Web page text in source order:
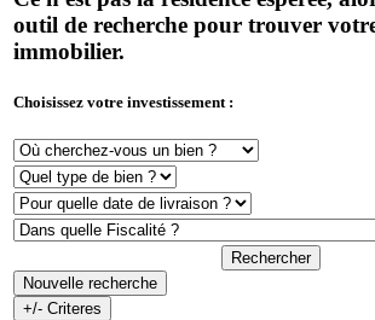
outil de recherche pour trouver
immobilier.
Choisissez votre investissement :
Rechercher
Nouvelle recherche
+/- Criteres